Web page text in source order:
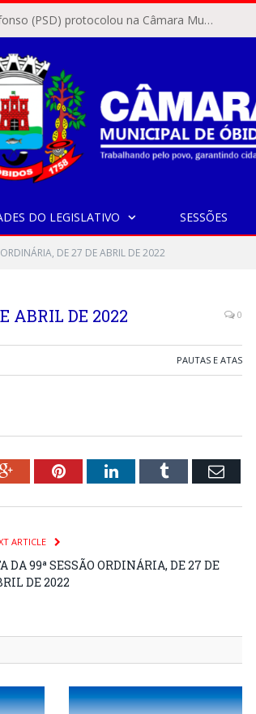
O vereador Rylder Ribeiro Afonso (PSD) protocolou na Câmara Municipal de Óbidos o Requerimento nº 346/2026.
DO LEGISLATIVO SESSÕES
DE 27 DE ABRIL DE 2022
ABRIL DE 2022 0
PAUTAS E ATAS
Google+PinterestLinkedInTumblr Email
ARTICLE
DA 99ª SESSÃO ORDINÁRIA, DE 27 DE
DE 2022